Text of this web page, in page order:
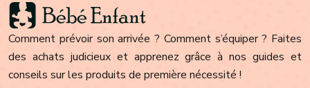
Comment prévoir son arrivée ? Comment s’équiper ? Faites
des achats judicieux et apprenez grâce à nos guides et
conseils sur les produits de première nécessité !